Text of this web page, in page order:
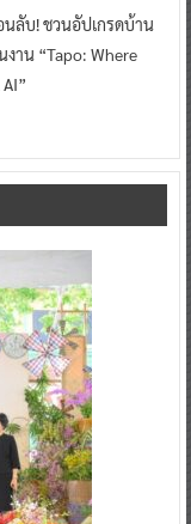
ลับ! ชวนอัปเกรดบ้าน
าน “Tapo: Where